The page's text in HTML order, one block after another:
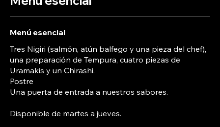
Menú esencial
Tres Nigiri (salmón, atún balfego y una pieza del chef),
una preparación de Tempura, cuatro piezas de
Uramakis y un Chirashi.
Postre
Una puerta de entrada a nuestros sabores.
Disponible de martes a jueves.